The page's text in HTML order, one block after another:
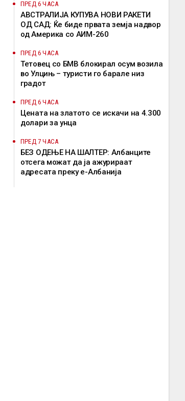
ПРЕД 6 ЧАСА
АВСТРАЛИЈА КУПУВА НОВИ РАКЕТИ
ОД САД: Ќе биде првата земја надвор
од Америка со АИМ-260
ПРЕД 6 ЧАСА
Тетовец со БМВ блокирал осум возила
во Улцињ – туристи го барале низ
градот
ПРЕД 6 ЧАСА
Цената на златото се искачи на 4.300
долари за унца
ПРЕД 7 ЧАСА
БЕЗ ОДЕЊЕ НА ШАЛТЕР: Албанците
отсега можат да ја ажурираат
адресата преку е-Албанија